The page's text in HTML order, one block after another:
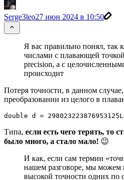
Serge3leo27 июн 2024 в 10:50
Я вас правильно понял, так
числами с плавающей
precision, а с
происходит
Потеря точности, в данном
преобразовании из целого в
double d =
Типа, если есть чего терять, то
было много, а стало мало! 😉
И как, если сам термин
нашем разговоре, мы можем
высокой точности одних по